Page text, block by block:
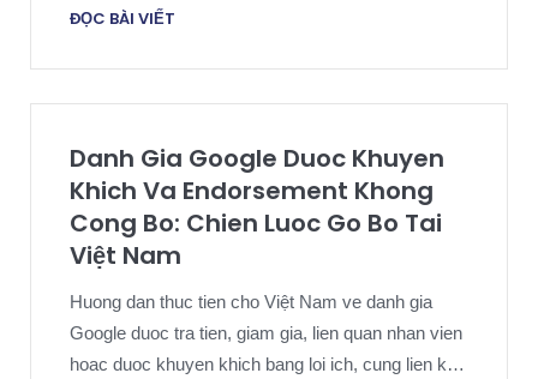
ĐỌC BÀI VIẾT
Danh Gia Google Duoc Khuyen
Khich Va Endorsement Khong
Cong Bo: Chien Luoc Go Bo Tai
Việt Nam
Huong dan thuc tien cho Việt Nam ve danh gia
Google duoc tra tien, giam gia, lien quan nhan vien
hoac duoc khuyen khich bang loi ich, cung lien ket